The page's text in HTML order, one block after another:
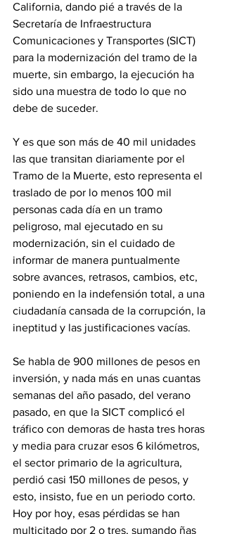
California, dando pié a través de la
Secretaría de Infraestructura
Comunicaciones y Transportes (SICT)
para la modernización del tramo de la
muerte, sin embargo, la ejecución ha
sido una muestra de todo lo que no
debe de suceder.
Y es que son más de 40 mil unidades
las que transitan diariamente por el
Tramo de la Muerte, esto representa el
traslado de por lo menos 100 mil
personas cada día en un tramo
peligroso, mal ejecutado en su
modernización, sin el cuidado de
informar de manera puntualmente
sobre avances, retrasos, cambios, etc,
poniendo en la indefensión total, a una
ciudadanía cansada de la corrupción, la
ineptitud y las justificaciones vacías.
Se habla de 900 millones de pesos en
inversión, y nada más en unas cuantas
semanas del año pasado, del verano
pasado, en que la SICT complicó el
tráfico con demoras de hasta tres horas
y media para cruzar esos 6 kilómetros,
el sector primario de la agricultura,
perdió casi 150 millones de pesos, y
esto, insisto, fue en un periodo corto.
Hoy por hoy, esas pérdidas se han
multicitado por 2 o tres, sumando ñas